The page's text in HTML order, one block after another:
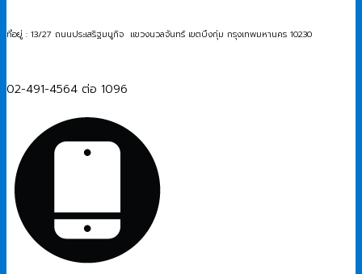
ที่อยู่ : 13/27 ถนนประเสริฐมนูกิจ แขวงนวลจันทร์ เขตบึงกุ่ม กรุงเทพมหานคร 10230
02-491-4564 ต่อ 1096